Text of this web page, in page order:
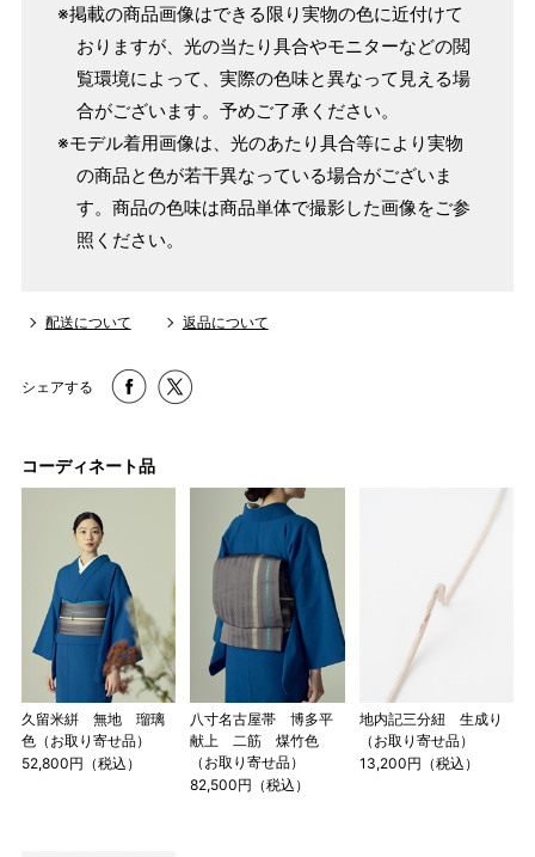
※掲載の商品画像はできる限り実物の色に近付けて
おりますが、光の当たり具合やモニターなどの閲
覧環境によって、実際の色味と異なって見える場
合がございます。予めご了承ください。
※モデル着用画像は、光のあたり具合等により実物
の商品と色が若干異なっている場合がございま
す。商品の色味は商品単体で撮影した画像をご参
照ください。
配送について 返品について
シェアする
コーディネート品
久留米絣 無地 瑠璃
色（お取り寄せ品）
52,800円（税込）
八寸名古屋帯 博多平
献上 二筋 煤竹色
（お取り寄せ品）
82,500円（税込）
地内記三分紐 生成り
（お取り寄せ品）
13,200円（税込）